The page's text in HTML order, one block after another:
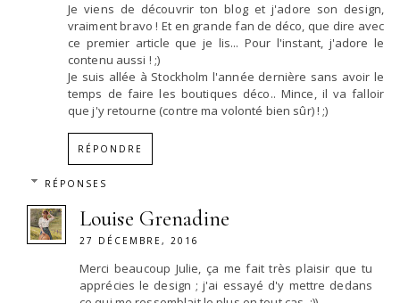
Je viens de découvrir ton blog et j'adore son design,
vraiment bravo ! Et en grande fan de déco, que dire avec
ce premier article que je lis... Pour l'instant, j'adore le
contenu aussi ! ;)
Je suis allée à Stockholm l'année dernière sans avoir le
temps de faire les boutiques déco.. Mince, il va falloir
que j'y retourne (contre ma volonté bien sûr) ! ;)
RÉPONDRE
RÉPONSES
Louise Grenadine
27 DÉCEMBRE, 2016
Merci beaucoup Julie, ça me fait très plaisir que tu
apprécies le design ; j'ai essayé d'y mettre dedans